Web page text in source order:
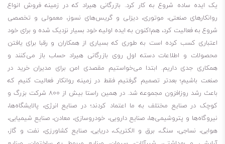
یک ایده ساده شروع به کار کرد. بازرگانی هیراد که در زمینه فروش انواع
روانکارهای صنعتی، موتوری، دیزلی و گریس‌های نسوز، معمولی و تخصصی
شروع به فعالیت کرد، هم‌اکنون به ایده اولیه خود بسیار نزدیک شده و برای خود
اعتباری کسب کرده است به طوری که بسیاری از همکاران و رقبا برای یافتن
محصولات و اطلاعات دسته اول روی بازرگانی هیراد حساب باز می‌کنند و
همکاری جدی داریم. ابتدا می‌خواستیم مقصدی امن برای مدیران خرید در
صنعت باشیم؛ بعدتر تصمیم گرفتیم فقط در زمینه روانکار فعالیت کنیم که
باعث رشد روزافزون مجموعه شد. در همین راستا بیش از 800 شرکت بزرگ و
کوچک در صنایع مختلف به ما اعتماد کردند؛ در صنایع انرژی، پالایشگاه‌ها،
نیروگاه‌ها و پتروشیمی‌ها، صنایع دارویی، خودروسازی، معادن، صنایع شیمیایی،
هوایی، نساجی، سنگ، برق و الکتریک، دریایی، صنایع کشاورزی، نفت و گاز،